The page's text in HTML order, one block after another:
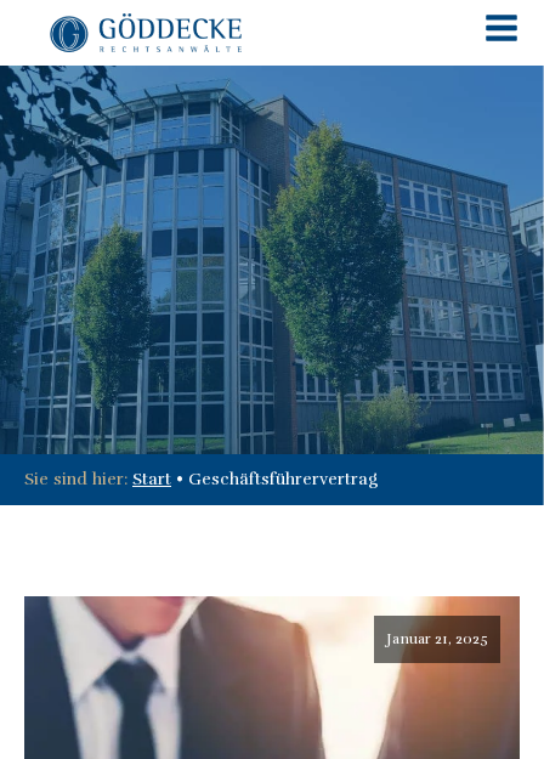
Sie sind hier: Start • Geschäftsführervertrag
Januar 21, 2025